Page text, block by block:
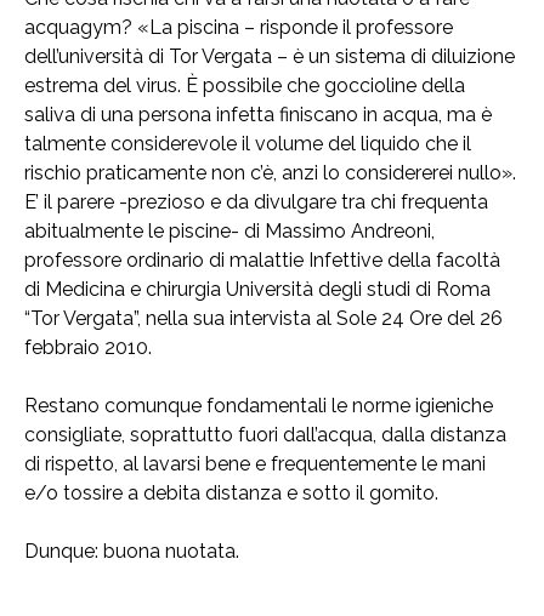
acquagym? «La piscina – risponde il professore
dell’università di Tor Vergata – è un sistema di diluizione
estrema del virus. È possibile che goccioline della
saliva di una persona infetta finiscano in acqua, ma è
talmente considerevole il volume del liquido che il
rischio praticamente non c’è, anzi lo considererei nullo».
E’ il parere -prezioso e da divulgare tra chi frequenta
abitualmente le piscine- di Massimo Andreoni,
professore ordinario di malattie Infettive della facoltà
di Medicina e chirurgia Università degli studi di Roma
“Tor Vergata”, nella sua intervista al Sole 24 Ore del 26
febbraio 2010.
Restano comunque fondamentali le norme igieniche
consigliate, soprattutto fuori dall’acqua, dalla distanza
di rispetto, al lavarsi bene e frequentemente le mani
e/o tossire a debita distanza e sotto il gomito.
Dunque: buona nuotata.